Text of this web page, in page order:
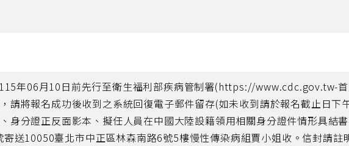
年06月10日前先行至衛生福利部疾病管制署(https://www.cdc.gov.tw-
請將報名成功後收到之系統回復電子郵件留存(如未收到請於報名截止日
身分證正反面影本、擬任人員在中國大陸設籍領用相關身分證件情形具結
送10050臺北市中正區林森南路6號5樓慢性傳染病組賈小姐收。信封請